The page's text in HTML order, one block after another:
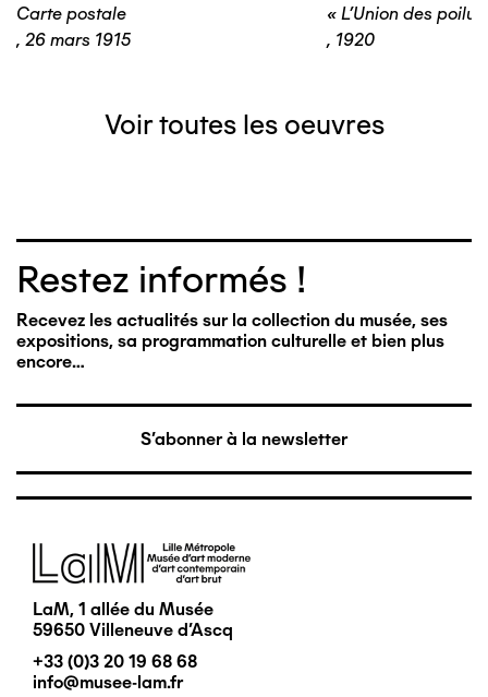
Carte postale
, 26 mars 1915
« L’Union des
, 1920
Voir toutes les oeuvres
Restez informés !
Recevez les actualités sur la collection du musée, ses
expositions, sa programmation culturelle et bien plus
encore…
S'abonner à la newsletter
Image
LaM, 1 allée du Musée
59650 Villeneuve d'Ascq
+33 (0)3 20 19 68 68
info@musee-lam.fr